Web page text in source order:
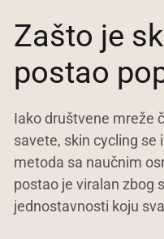
Zašto je
postao
Iako društvene mreže
savete, skin cycling se
metoda sa naučnim
postao je viralan zbog
jednostavnosti koju